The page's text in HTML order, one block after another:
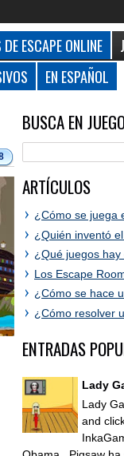
DE ESCAPE ONLINE
EN ESPAÑOL
BUSCA EN
ARTÍCULOS
¿Cómo se juega
¿Quién inventó
¿Qué juegos
Los Escape
¿Cómo se hace
¿Cómo resolver
ENTRADAS
Lady
Lady
and